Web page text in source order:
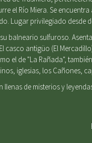
el Río Miera. Se
Lugar privilegiado desde
balneario sulfuroso.
casco antigüo (El
el de "La Rañada",
iglesias, los Cañones,
llenas de misterios y